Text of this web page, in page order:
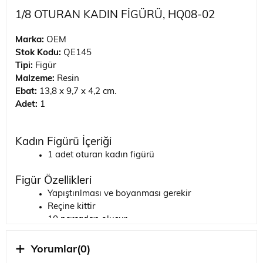
1/8 OTURAN KADIN FİGÜRÜ, HQ08-02
Marka: OEM
Stok Kodu: QE145
Tipi: Figür
Malzeme: Resin
Ebat: 13,8 x 9,7 x 4,2 cm.
Adet: 1
Kadın Figürü İçeriği
1 adet oturan kadın figürü
Figür Özellikleri
Yapıştırılması ve boyanması gerekir
Reçine kittir
10 parçadan oluşur
BU ÜRÜNÜ BİTİRMEK İÇİN İHTİYACINIZ OLAN
Yorumlar(0)